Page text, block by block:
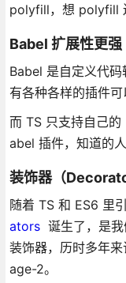
polyfill，想 polyfill
Babel 扩展性更强
Babel 是自定义代码
有各种各样的插件可
而 TS 只支持自己
abel 插件，知道的
装饰器（
随着 TS 和 ES6 里
ators诞生了，是我
装饰器，历时多年
age-2。